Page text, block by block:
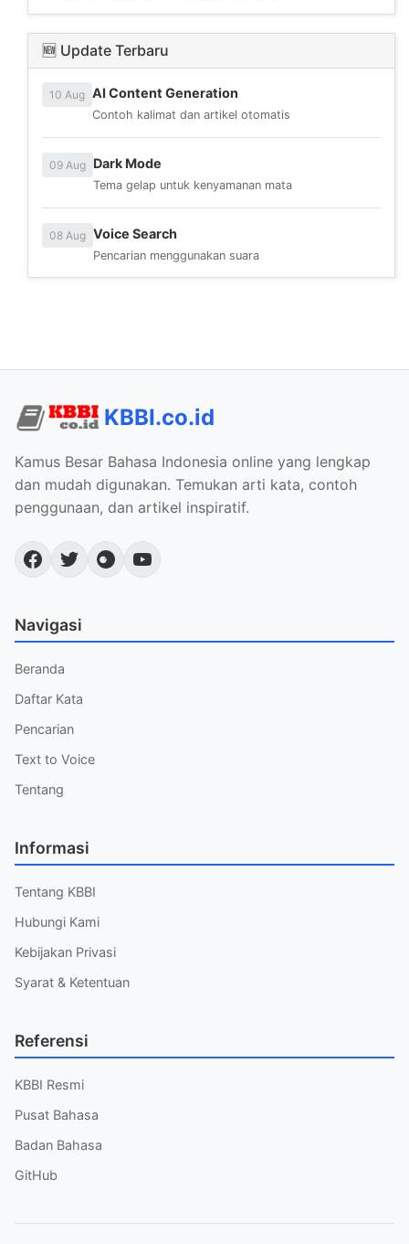
🆕 Update Terbaru
10 Aug AI Content Generation
Contoh kalimat dan artikel otomatis
09 Aug Dark Mode
Tema gelap untuk kenyamanan mata
08 Aug Voice Search
Pencarian menggunakan suara
KBBI.co.id
Kamus Besar Bahasa Indonesia online yang lengkap
dan mudah digunakan. Temukan arti kata, contoh
penggunaan, dan artikel inspiratif.
Navigasi
Beranda
Daftar Kata
Pencarian
Text to Voice
Tentang
Informasi
Tentang KBBI
Hubungi Kami
Kebijakan Privasi
Syarat & Ketentuan
Referensi
KBBI Resmi
Pusat Bahasa
Badan Bahasa
GitHub